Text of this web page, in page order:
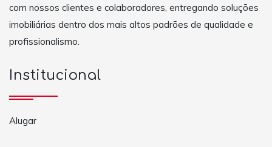
com nossos clientes e colaboradores, entregando soluções
imobiliárias dentro dos mais altos padrões de qualidade e
profissionalismo.
Institucional
Alugar